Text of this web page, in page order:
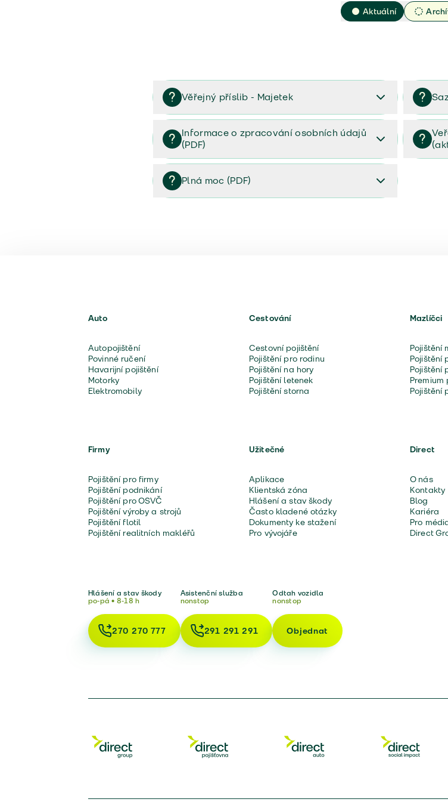
Aktuální
Věřejný příslib - Majetek
Věřejný příslib majetek 2023
Informace o zpracování osobních údajů
(PDF)
Informace o zpracování osobních údajů (PDF)
Plná moc (PDF)
Auto
Autopojištění
Povinné ručení
Havarijní pojištění
Motorky
Elektromobily
Cestování
Cestovní pojištění
Pojištění pro rodinu
Pojištění na hory
Pojištění letenek
Pojištění storna
Mazlíčci
Pojištění
Pojištění
Pojištění
Premium
Pojištění
Firmy
Pojištění pro firmy
Pojištění podnikání
Pojištění pro OSVČ
Pojištění výroby a strojů
Pojištění flotil
Pojištění realitních makléřů
Užitečné
Aplikace
Klientská zóna
Hlášení a stav škody
Často kladené otázky
Dokumenty ke stažení
Pro vývojáře
Direct
O nás
Kontakty
Blog
Kariéra
Pro
Direct
Hlášení a stav škody
po-pá • 8-18 h
270 270 777
Asistenční služba
nonstop
291 291 291
Odtah vozidla
nonstop
Objednat